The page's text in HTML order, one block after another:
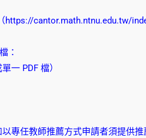
https://cantor.math.ntnu.edu.tw/
：
一 PDF 檔）
專任教師推薦方式申請者須提供推